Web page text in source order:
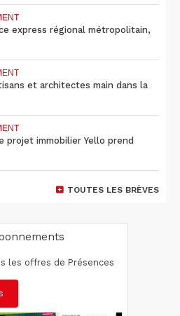
express régional métropolitain,
et architectes main dans la
projet immobilier Yello prend
TOUTES LES BRÈVES
les offres de Présences